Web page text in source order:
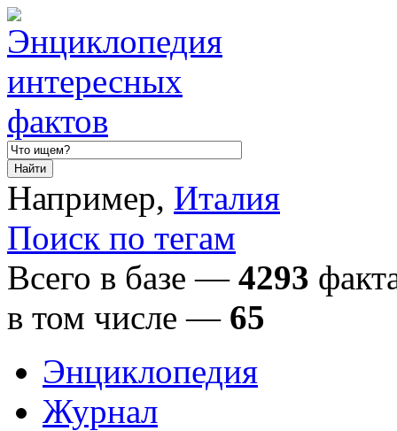
Например, Италия
Поиск по тегам
Всего в базе — 4293
в том числе— 65
Энциклопедия
Журнал